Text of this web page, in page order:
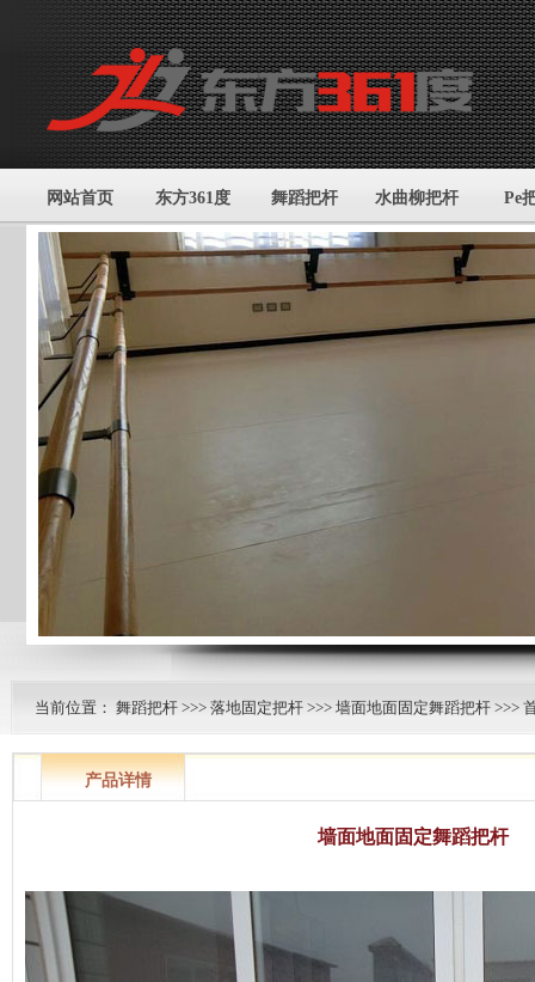
网站首页 东方361度 舞蹈把杆 水曲柳把杆 Pe
当前位置： 舞蹈把杆 >>> 落地固定把杆 >>> 墙面地面固定舞蹈把杆 >>>
产品详情
墙面地面固定舞蹈把杆